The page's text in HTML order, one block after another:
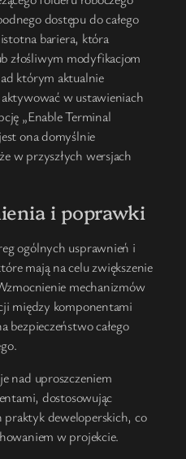
dostępu do całego
bariera, która
złośliwym modyfikacjom
którym aktualnie
w ustawieniach
„Enable Terminal
ona domyślnie
w przyszłych wersjach
i poprawki
ogólnych usprawnień i
mają na celu zwiększenie
mechanizmów
między komponentami
bezpieczeństwo całego
nad uproszczeniem
dostosowując
deweloperskich, co
w projekcie.